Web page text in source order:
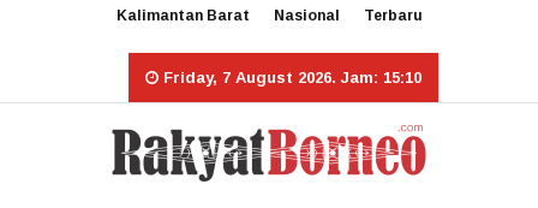
Kalimantan Barat Nasional Terbaru
Friday, 7 August 2026. Jam: 15:10